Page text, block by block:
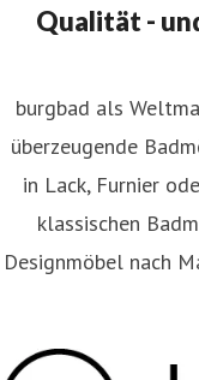
Qualität -
burgbad als
überzeugende
in Lack, Furnier
klassischen
Designmöbel nach